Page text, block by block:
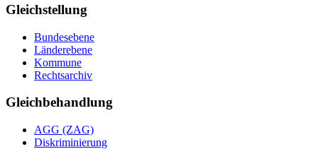
Gleichstellung
Bundesebene
Länderebene
Kommune
Rechtsarchiv
Gleichbehandlung
AGG (ZAG)
Diskriminierung